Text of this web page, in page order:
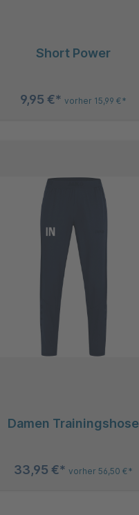
Short Power
9,95 €*vorher 15,99 €*
Damen Trainingshose
33,95 €*vorher 56,50 €*